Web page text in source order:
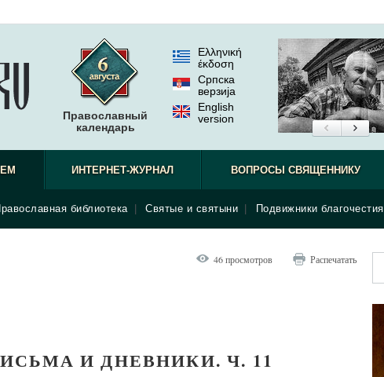
Православный
календарь
Ελληνική
έκδοση
Српска
верзиjа
English
version
библиотека Святые и святыни Подвижники благочестия
ИНТЕРНЕТ-ЖУРНАЛ ВОПРОСЫ СВЯЩЕННИКУ
46 просмотров Распечатать
И ДНЕВНИКИ. Ч. 11